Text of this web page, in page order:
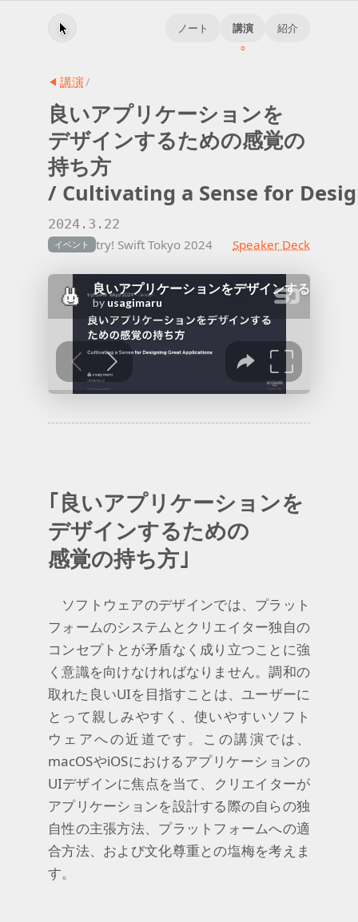
ノート 講演 紹介
講演/
良いアプリケーションを
デザインするための感覚の
持ち方
/ Cultivating a Sense for
2024.3.22
イベント try! Swift Tokyo 2024 Speaker Deck
｢良いアプリケーションを
デザインするための
感覚の持ち方｣
ソフトウェアのデザインでは、プラット
フォームのシステムとクリエイター独自の
コンセプトとが矛盾なく成り立つことに強
く意識を向けなければなりません。調和の
取れた良いUIを目指すことは、ユーザーに
とって親しみやすく、使いやすいソフト
ウェアへの近道です。この講演では、
macOSやiOSにおけるアプリケーションの
UIデザインに焦点を当て、クリエイターが
アプリケーションを設計する際の自らの独
自性の主張方法、プラットフォームへの適
合方法、および文化尊重との塩梅を考えま
す。